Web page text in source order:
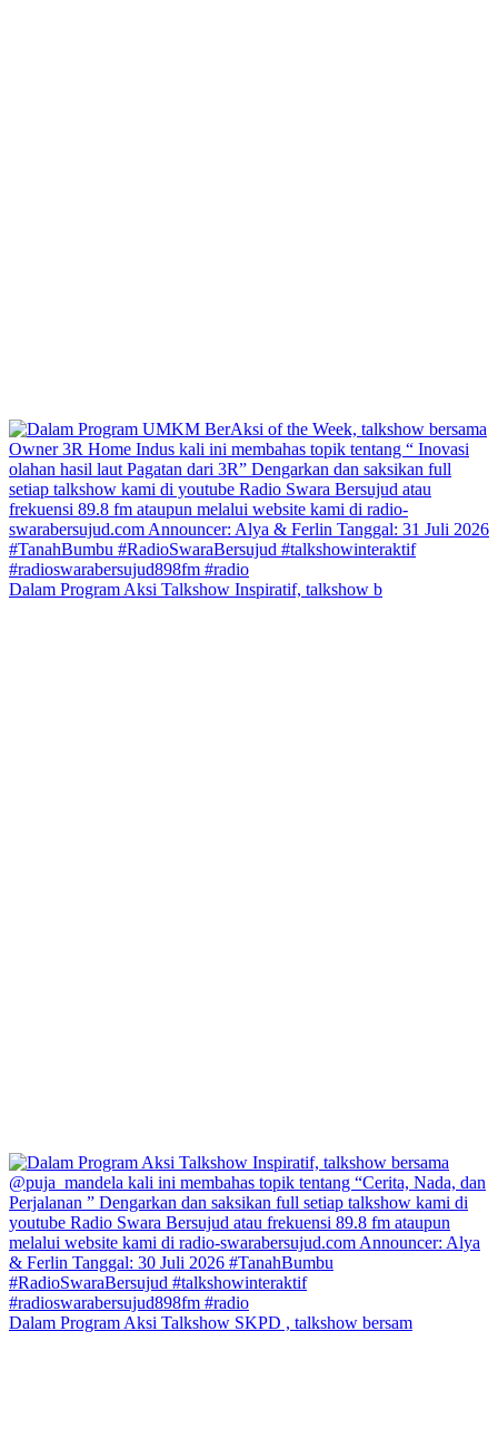
Dalam Program Aksi Talkshow Inspiratif, talkshow b
Dalam Program Aksi Talkshow SKPD , talkshow bersam